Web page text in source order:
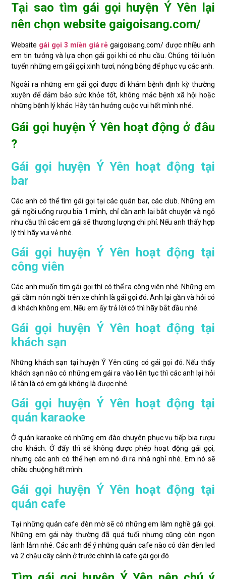
Tại sao tìm gái gọi huyện Ý Yên lại
nên chọn website gaigoisang.com/
Website gái gọi 3 miền giá rẻ gaigoisang.com/ được nhiều anh
em tin tưởng và lựa chọn gái gọi khi có nhu cầu. Chúng tôi luôn
tuyển những em gái gọi xinh tươi, nóng bỏng để phục vụ các anh.
Ngoài ra những em gái gọi được đi khám bệnh định kỳ thường
xuyên để đảm bảo sức khỏe tốt, không mắc bệnh xã hội hoặc
những bệnh lý khác. Hãy tận hưởng cuộc vui hết mình nhé.
Gái gọi huyện Ý Yên hoạt động ở đâu
?
Gái gọi huyện Ý Yên hoạt động tại
bar
Các anh có thể tìm gái gọi tại các quán bar, các club. Những em
gái ngồi uống rượu bia 1 mình, chỉ cần anh lại bắt chuyện và ngỏ
nhu cầu thì các em gái sẽ thương lượng chi phí. Nếu anh thấy hợp
lý thì hãy vui vẻ nhé.
Gái gọi huyện Ý Yên hoạt động tại
công viên
Các anh muốn tìm gái gọi thì có thể ra công viên nhé. Những em
gái cầm nón ngồi trên xe chính là gái gọi đó. Anh lại gần và hỏi có
đi khách không em. Nếu em ấy trả lời có thì hãy bắt đầu nhé.
Gái gọi huyện Ý Yên hoạt động tại
khách sạn
Những khách sạn tại huyện Ý Yên cũng có gái gọi đó. Nếu thấy
khách sạn nào có những em gái ra vào liên tục thì các anh lại hỏi
lễ tân là có em gái không là được nhé.
Gái gọi huyện Ý Yên hoạt động tại
quán karaoke
Ở quán karaoke có những em đào chuyên phục vụ tiếp bia rượu
cho khách. Ở đấy thì sẽ không được phép hoạt động gái gọi,
nhưng các anh có thể hẹn em nó đi ra nhà nghỉ nhé. Em nó sẽ
chiều chuộng hết mình.
Gái gọi huyện Ý Yên hoạt động tại
quán cafe
Tại những quán cafe đèn mờ sẽ có những em làm nghề gái gọi.
Những em gái này thường đã quá tuổi nhưng cũng còn ngon
lành lắm nhé. Các anh để ý những quán cafe nào có dàn đèn led
và 2 chậu cây cảnh ở trước chính là cafe gái gọi đó.